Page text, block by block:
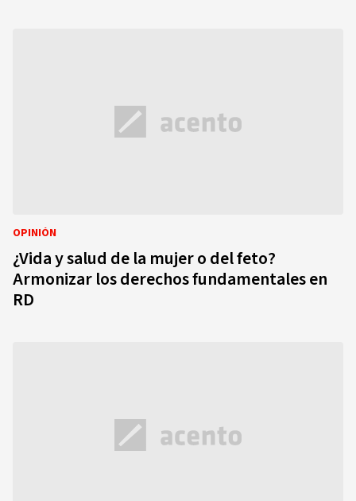
OPINIÓN
¿Vida y salud de la mujer o del feto?
Armonizar los derechos fundamentales en
RD